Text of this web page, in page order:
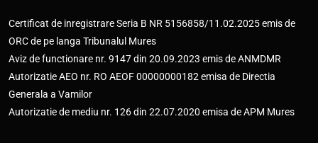
Certificat de inregistrare Seria B NR 5156858/11.02.2025 emis de
ORC de pe langa Tribunalul Mures
Aviz de functionare nr. 9147 din 20.09.2023 emis de ANMDMR
Autorizatie AEO nr. RO AEOF 00000000182 emisa de Directia
Generala a Vamilor
Autorizatie de mediu nr. 126 din 22.07.2020 emisa de APM Mures